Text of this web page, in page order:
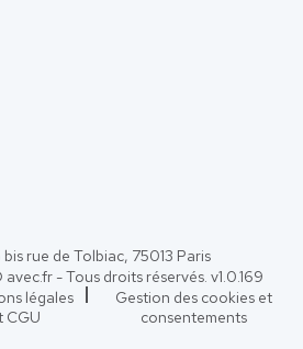
rue de Tolbiac, 75013 Paris
- Tous droits réservés. v1.0.169
légales
CGU
Gestion des cookies et
consentements